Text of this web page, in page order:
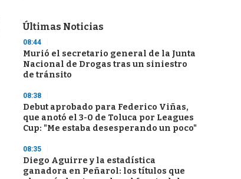
Últimas Noticias
08:44
Murió el secretario general de la Junta
Nacional de Drogas tras un siniestro
de tránsito
08:38
Debut aprobado para Federico Viñas,
que anotó el 3-0 de Toluca por Leagues
Cup: "Me estaba desesperando un poco"
08:35
Diego Aguirre y la estadística
ganadora en Peñarol: los títulos que